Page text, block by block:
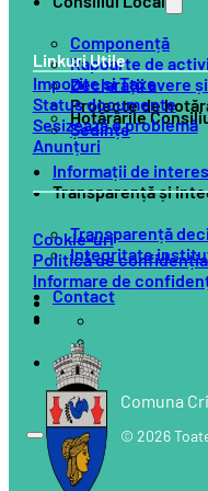
Componență
Rapoarte de
Declarații avere
Proiecte de
Hotărârile
Ședințe
Informații de
Transparență și
Transparență
Integritate
Contact
Linkuri Utile
Impozite și Taxe
Status documente
Sesizează o problemă
Anunțuri
Comuna
© 2026
Cookie-uri
Politică de
Informare de